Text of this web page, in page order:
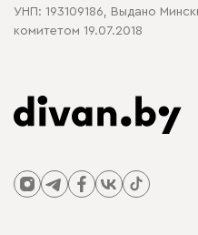
УНП: 193109186, Выдано
комитетом 19.07.2018